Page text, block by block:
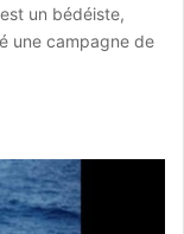
un bédéiste,
une campagne de